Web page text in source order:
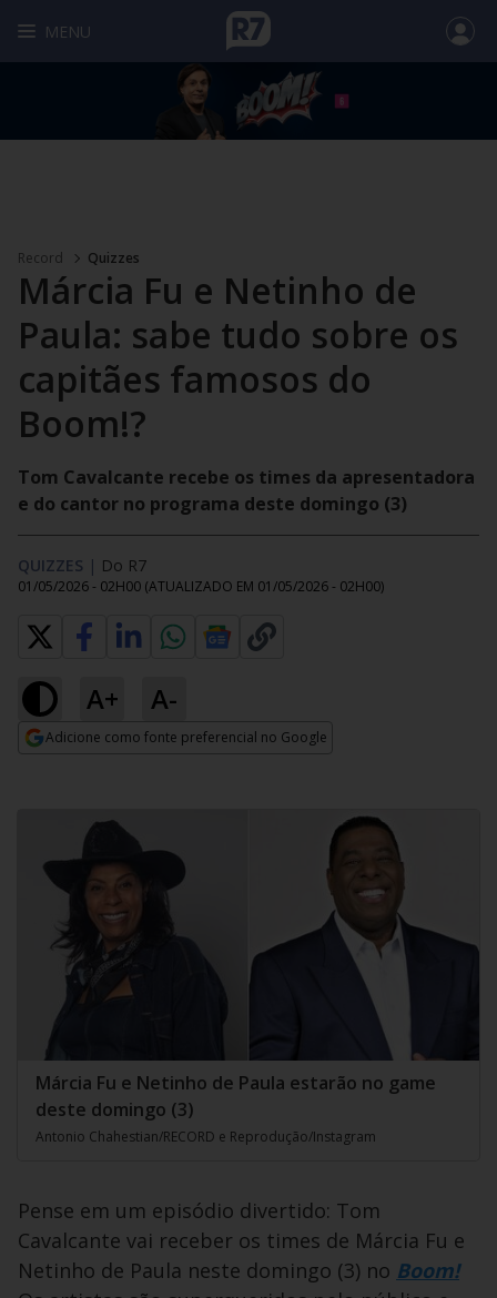
MENU
Record Quizzes
Márcia Fu e Netinho de
Paula: sabe tudo sobre os
capitães famosos do
Boom!?
Tom Cavalcante recebe os times da apresentadora
e do cantor no programa deste domingo (3)
QUIZZES | Do R7
01/05/2026 - 02H00 (ATUALIZADO EM 01/05/2026 - 02H00)
A+ A-
Adicione como fonte preferencial no Google
Márcia Fu e Netinho de Paula estarão no game
deste domingo (3)
Antonio Chahestian/RECORD e Reprodução/Instagram
Pense em um episódio divertido: Tom
Cavalcante vai receber os times de Márcia Fu e
Netinho de Paula neste domingo (3) no Boom!